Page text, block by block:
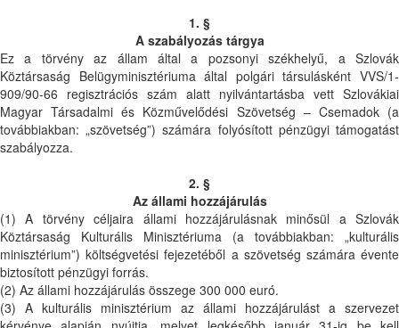
1. §
A szabályozás tárgya
Ez a törvény az állam által a pozsonyi székhelyű, a Szlovák
Köztársaság Belügyminisztériuma által polgári társulásként VVS/1-
909/90-66 regisztrációs szám alatt nyilvántartásba vett Szlovákiai
Magyar Társadalmi és Közművelődési Szövetség – Csemadok (a
továbbiakban: „szövetség”) számára folyósított pénzügyi támogatást
szabályozza.
2. §
Az állami hozzájárulás
(1) A törvény céljaira állami hozzájárulásnak minősül a Szlovák
Köztársaság Kulturális Minisztériuma (a továbbiakban: „kulturális
minisztérium”) költségvetési fejezetéből a szövetség számára évente
biztosított pénzügyi forrás.
(2) Az állami hozzájárulás összege 300 000 euró.
(3) A kulturális minisztérium az állami hozzájárulást a szervezet